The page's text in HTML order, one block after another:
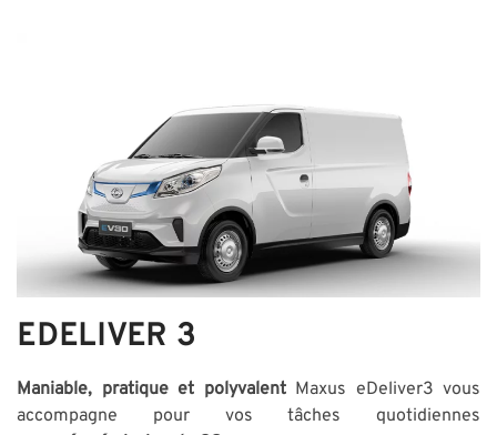
EDELIVER 3
Maniable, pratique et polyvalentMaxus eDeliver3 vous
accompagne pour vos tâches quotidiennes